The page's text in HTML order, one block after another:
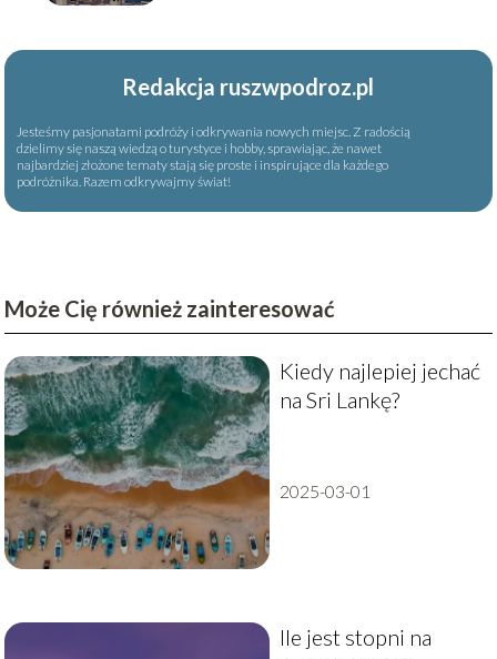
Redakcja ruszwpodroz.pl
Jesteśmy pasjonatami podróży i odkrywania nowych miejsc. Z radością
dzielimy się naszą wiedzą o turystyce i hobby, sprawiając, że nawet
najbardziej złożone tematy stają się proste i inspirujące dla każdego
podróżnika. Razem odkrywajmy świat!
Może Cię również zainteresować
Kiedy najlepiej jechać
na Sri Lankę?
2025-03-01
Ile jest stopni na